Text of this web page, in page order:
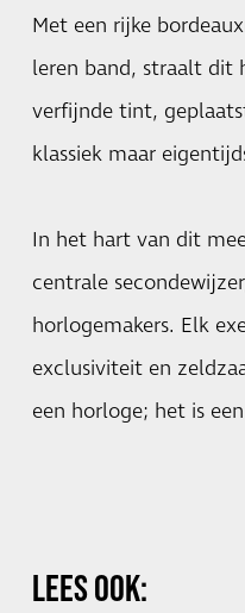
Met een rijke
leren band, straalt dit
verfijnde tint,
klassiek maar
In het hart van dit
centrale
horlogemakers. Elk
exclusiviteit en
een horloge; het is
LEES OOK: